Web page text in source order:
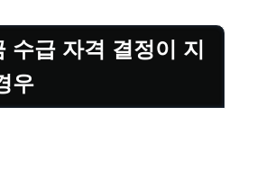
수급 자격 결정이 지
우